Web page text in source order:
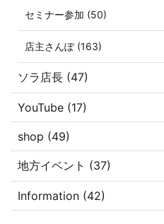
セミナー参加 (50)
店主さんぽ (163)
ソラ店長 (47)
YouTube (17)
shop (49)
地方イベント (37)
Information (42)